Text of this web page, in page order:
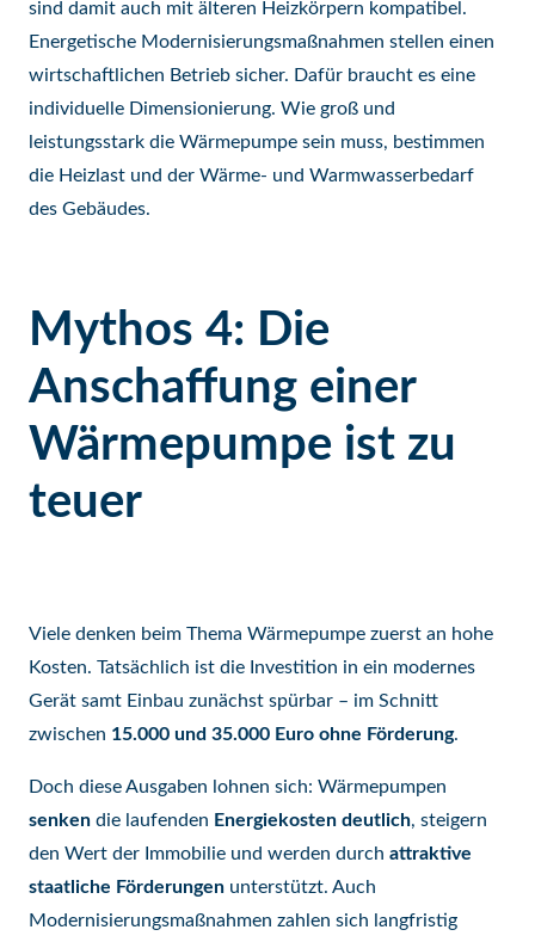
sind damit auch mit älteren Heizkörpern kompatibel.
Energetische Modernisierungsmaßnahmen stellen einen
wirtschaftlichen Betrieb sicher. Dafür braucht es eine
individuelle Dimensionierung. Wie groß und
leistungsstark die Wärmepumpe sein muss, bestimmen
die Heizlast und der Wärme- und Warmwasserbedarf
des Gebäudes.
Mythos 4: Die
Anschaffung einer
Wärmepumpe ist zu
teuer
Viele denken beim Thema Wärmepumpe zuerst an hohe
Kosten. Tatsächlich ist die Investition in ein modernes
Gerät samt Einbau zunächst spürbar – im Schnitt
zwischen 15.000 und 35.000 Euro ohne Förderung.
Doch diese Ausgaben lohnen sich: Wärmepumpen
senken die laufenden Energiekosten deutlich, steigern
den Wert der Immobilie und werden durch attraktive
staatliche Förderungen unterstützt. Auch
Modernisierungsmaßnahmen zahlen sich langfristig